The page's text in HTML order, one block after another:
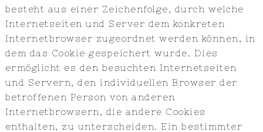
besteht aus einer Zeichenfolge, durch welche
Internetseiten und Server dem konkreten
Internetbrowser zugeordnet werden können, in
dem das Cookie gespeichert wurde. Dies
ermöglicht es den besuchten Internetseiten
und Servern, den individuellen Browser der
betroffenen Person von anderen
Internetbrowsern, die andere Cookies
enthalten, zu unterscheiden. Ein bestimmter